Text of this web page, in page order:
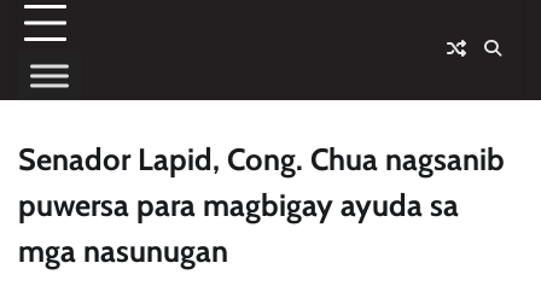
Senador Lapid, Cong. Chua nagsanib
puwersa para magbigay ayuda sa
mga nasunugan